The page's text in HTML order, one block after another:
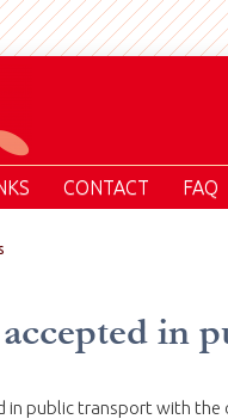
CONTACT FAQ
in
in public transport with the